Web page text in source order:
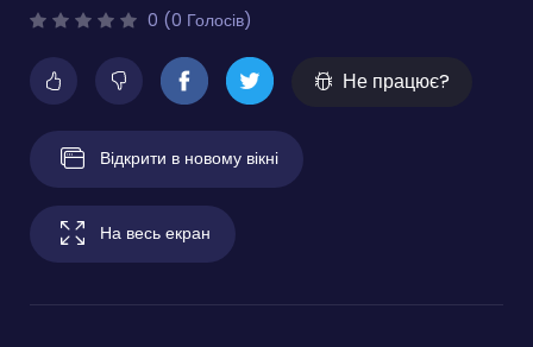
0 (0 Голосів)
Не працює?
Відкрити в новому вікні
На весь екран